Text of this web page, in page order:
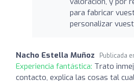
para fabricar
personalizar
Nacho Estella Muñoz Publicada
Experiencia fantástica: Trato
contacto, explica las cosas tal